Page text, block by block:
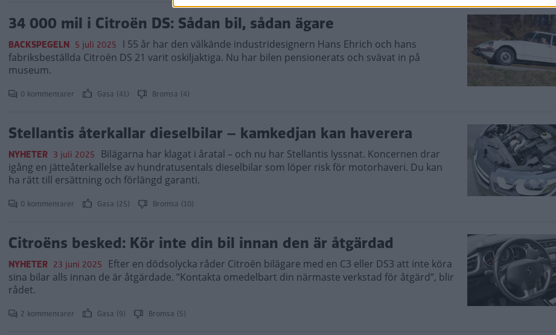
34 000 mil i Citroën DS: Sådan bil, sådan ägare
BACKSPEGELN 5 juli 2025 I 55 år har den välkände industridesignern Hans Ehrich och hans
fabriksbeställda Citroën DS 21 varit oskiljaktiga. Nu har bilen pensionerats och svävat in på
museum.
0 kommentarer Gasa (41) Bromsa (4)
Stellantis återkallar dieselbilar – kamkedjan kan haverera
NYHETER 3 juli 2025 Bilägarna har klagat i åratal – och nu har Stellantis lyssnat. Koncernen drar
igång en jätteåterkallelse av hundratusentals dieselbilar som löper risk för motorhaveri. Du kan
ha rätt till ersättning och förlängd garanti.
0 kommentarer Gasa (25) Bromsa (10)
Citroëns besked: Kör inte din bil innan den är åtgärdad
NYHETER 23 juni 2025 Efter en dödsolycka råder Citroën bilägare med en C3 eller DS3 att inte köra
sina bilar alls innan de är åtgärdade. ”Kontakta omedelbart din närmaste verkstad för åtgärd”, blir
rådet.
2 kommentarer Gasa (9) Bromsa (5)